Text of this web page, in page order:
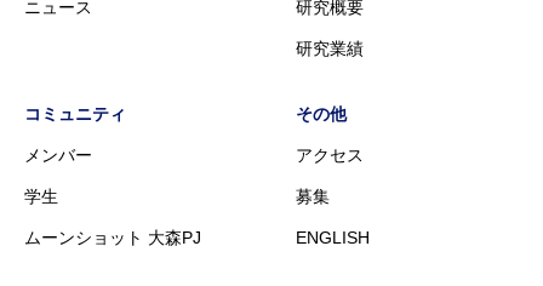
ニュース 研究概要
研究業績
コミュニティ
メンバー
学生
ムーンショット 大森PJ
その他
アクセス
募集
ENGLISH